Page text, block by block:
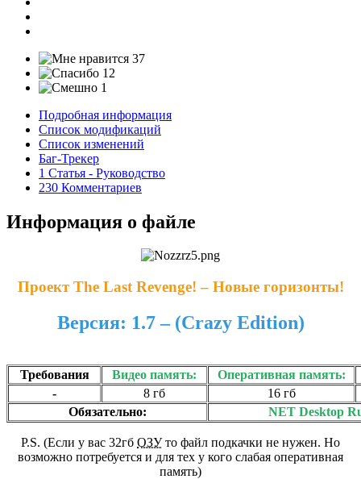
37
12
1
Подробная информация
Список модификаций
Список изменений
Баг-Трекер
1 Статья - Руководство
230 Комментариев
Информация о файле
Проект The Last Revenge! – Новые горизонты!
Версия: 1.7– (Crazy Edition)
Требования Видео память:
Оперативная память:
-
8 гб
16 гб
Обязательно:
NET Desktop
P.S. (Если у вас 32гб ОЗУто файл подкачки не нужен. Но
возможно потребуется и для тех у кого слабая оперативная
память)